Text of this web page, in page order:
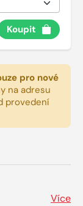
Koupit
pro nové
na adresu
provedení
Více